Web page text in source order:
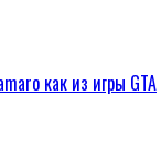
как из игры GTA